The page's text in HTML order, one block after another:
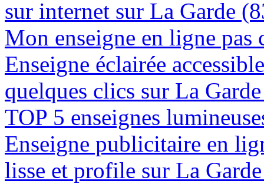
sur internet sur La Garde
Mon enseigne en ligne pas
Enseigne éclairée
quelques clics sur La
TOP 5 enseignes
Enseigne publicitaire en
lisse et profile sur La